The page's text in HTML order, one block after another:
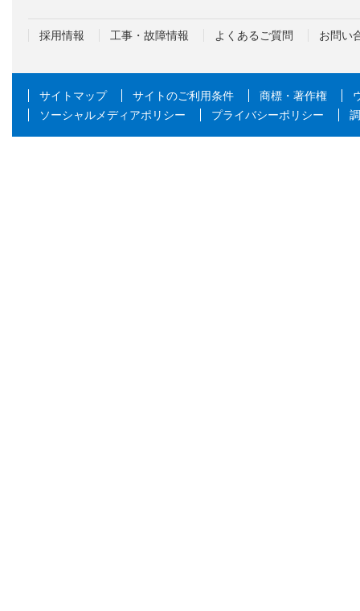
採用情報 工事・故障情報 よくあるご質問 お問い
サイトマップ サイトのご利用条件 商標・著作権
ソーシャルメディアポリシー
プライバシーポリシー